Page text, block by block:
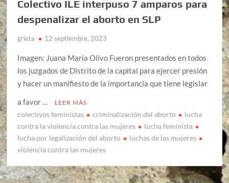
Colectivo ILE interpuso 7 amparos para
despenalizar el aborto en SLP
grieta 12 septiembre, 2023
Imagen: Juana María Olivo Fueron presentados en todos
los juzgados de Distrito de la capital para ejercer presión
y hacer un manifiesto de la importancia que tiene legislar
a favor …
LEER MÁS
colectivos feministas criminalización del aborto
lucha
contra la violencia contra las mujeres
lucha feminista
lucha por legalización del aborto
luchas de las mujeres
violencia contra las mujeres